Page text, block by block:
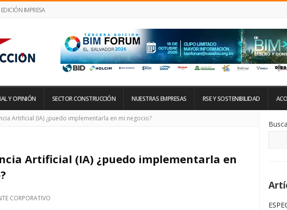
EDICIÓN IMPRESA
Y OPINIÓN SECTOR CONSTRUCCIÓN NUESTRAS EMPRESAS RSE Y SOSTENIBILIDAD
Artificial (IA) ¿puedo implementarla en mi negocio?
Artificial (IA) ¿puedo implementarla en
CORPORATIVO
De
La